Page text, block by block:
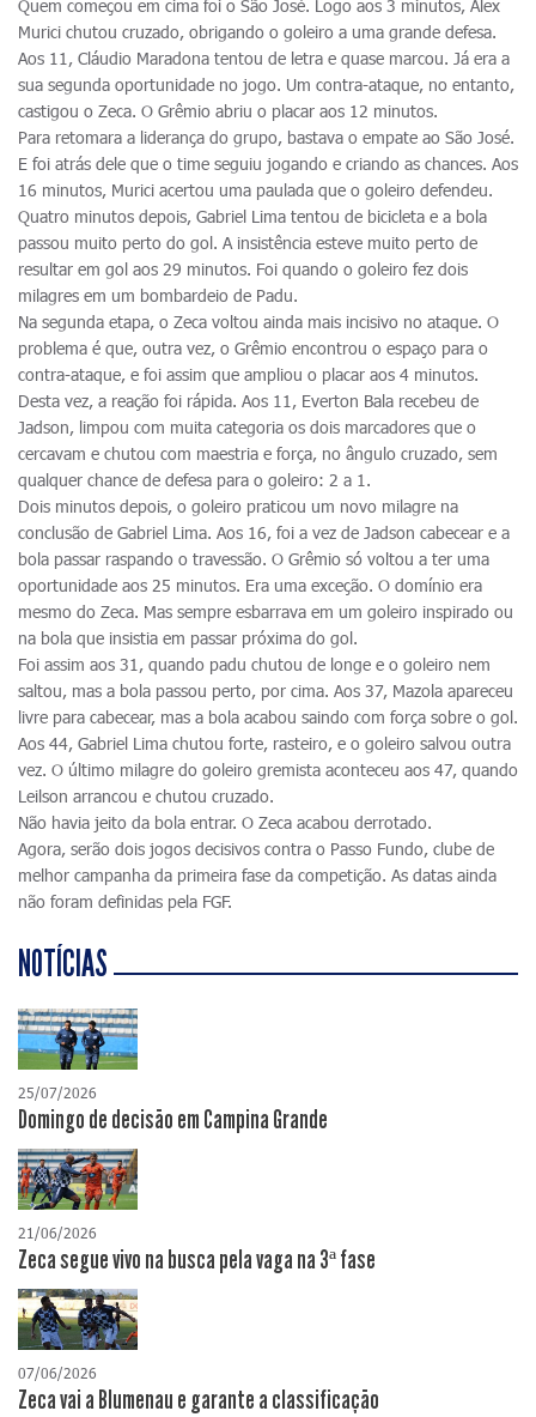
Quem começou em cima foi o São José. Logo aos 3 minutos, Alex
Murici chutou cruzado, obrigando o goleiro a uma grande defesa.
Aos 11, Cláudio Maradona tentou de letra e quase marcou. Já era a
sua segunda oportunidade no jogo. Um contra-ataque, no entanto,
castigou o Zeca. O Grêmio abriu o placar aos 12 minutos.
Para retomara a liderança do grupo, bastava o empate ao São José.
E foi atrás dele que o time seguiu jogando e criando as chances. Aos
16 minutos, Murici acertou uma paulada que o goleiro defendeu.
Quatro minutos depois, Gabriel Lima tentou de bicicleta e a bola
passou muito perto do gol. A insistência esteve muito perto de
resultar em gol aos 29 minutos. Foi quando o goleiro fez dois
milagres em um bombardeio de Padu.
Na segunda etapa, o Zeca voltou ainda mais incisivo no ataque. O
problema é que, outra vez, o Grêmio encontrou o espaço para o
contra-ataque, e foi assim que ampliou o placar aos 4 minutos.
Desta vez, a reação foi rápida. Aos 11, Everton Bala recebeu de
Jadson, limpou com muita categoria os dois marcadores que o
cercavam e chutou com maestria e força, no ângulo cruzado, sem
qualquer chance de defesa para o goleiro: 2 a 1.
Dois minutos depois, o goleiro praticou um novo milagre na
conclusão de Gabriel Lima. Aos 16, foi a vez de Jadson cabecear e a
bola passar raspando o travessão. O Grêmio só voltou a ter uma
oportunidade aos 25 minutos. Era uma exceção. O domínio era
mesmo do Zeca. Mas sempre esbarrava em um goleiro inspirado ou
na bola que insistia em passar próxima do gol.
Foi assim aos 31, quando padu chutou de longe e o goleiro nem
saltou, mas a bola passou perto, por cima. Aos 37, Mazola apareceu
livre para cabecear, mas a bola acabou saindo com força sobre o gol.
Aos 44, Gabriel Lima chutou forte, rasteiro, e o goleiro salvou outra
vez. O último milagre do goleiro gremista aconteceu aos 47, quando
Leilson arrancou e chutou cruzado.
Não havia jeito da bola entrar. O Zeca acabou derrotado.
Agora, serão dois jogos decisivos contra o Passo Fundo, clube de
melhor campanha da primeira fase da competição. As datas ainda
não foram definidas pela FGF.
NOTÍCIAS
25/07/2026
Domingo de decisão em Campina Grande
21/06/2026
Zeca segue vivo na busca pela vaga na 3ª fase
07/06/2026
Zeca vai a Blumenau e garante a classificação